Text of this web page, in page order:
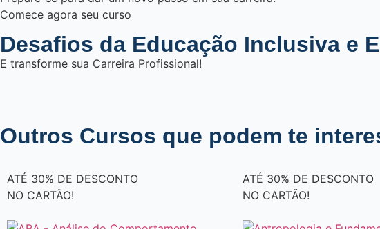
Comece agora seu curso
Desafios da Educação Inclusiva e
E transforme sua Carreira Profissional!
Outros Cursos que podem te
ATÉ 30% DE DESCONTO
NO CARTÃO!
ATÉ 30% DE DESCONTO
NO CARTÃO!